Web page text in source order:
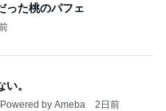
った桃のパフェ
。
by Ameba 2日前